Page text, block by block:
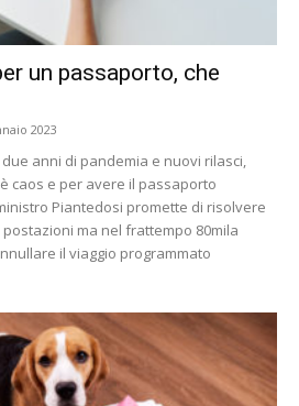
un passaporto, che
2023
anni di pandemia e nuovi rilasci,
caos e per avere il passaporto
Piantedosi promette di risolvere
ma nel frattempo 80mila
il viaggio programmato